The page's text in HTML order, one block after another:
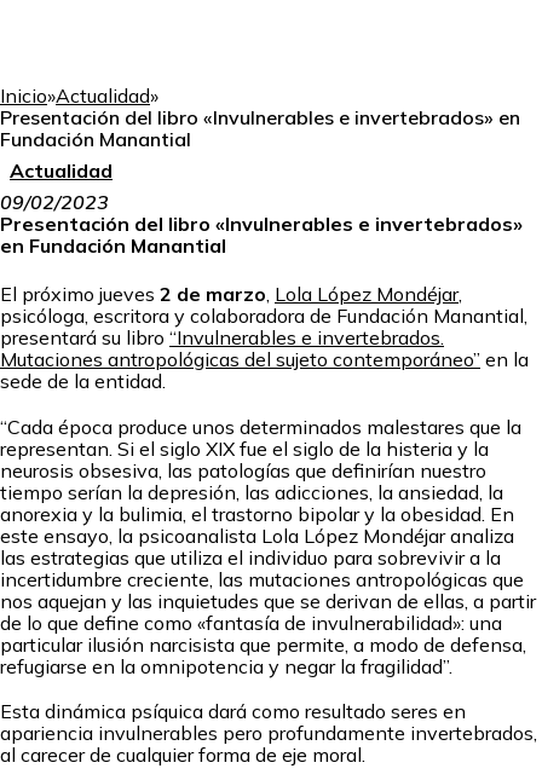
Inicio»Actualidad»
Presentación del libro «Invulnerables e invertebrados» en
Fundación Manantial
Actualidad
09/02/2023
Presentación del libro «Invulnerables e invertebrados»
en Fundación Manantial
El próximo jueves 2 de marzo, Lola López Mondéjar,
psicóloga, escritora y colaboradora de Fundación Manantial,
presentará su libro “Invulnerables e invertebrados.
Mutaciones antropológicas del sujeto contemporáneo” en la
sede de la entidad.
“Cada época produce unos determinados malestares que la
representan. Si el siglo XIX fue el siglo de la histeria y la
neurosis obsesiva, las patologías que definirían nuestro
tiempo serían la depresión, las adicciones, la ansiedad, la
anorexia y la bulimia, el trastorno bipolar y la obesidad. En
este ensayo, la psicoanalista Lola López Mondéjar analiza
las estrategias que utiliza el individuo para sobrevivir a la
incertidumbre creciente, las mutaciones antropológicas que
nos aquejan y las inquietudes que se derivan de ellas, a partir
de lo que define como «fantasía de invulnerabilidad»: una
particular ilusión narcisista que permite, a modo de defensa,
refugiarse en la omnipotencia y negar la fragilidad”.
Esta dinámica psíquica dará como resultado seres en
apariencia invulnerables pero profundamente invertebrados,
al carecer de cualquier forma de eje moral.